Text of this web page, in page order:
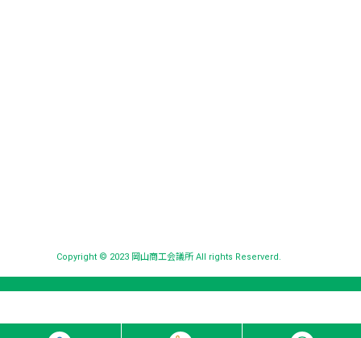
Copyright © 2023 岡山商工会議所 All rights Reserverd.